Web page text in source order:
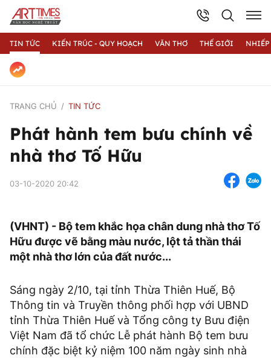
TIN TỨC KIẾN TRÚC - QUY HOẠCH VĂN THƠ THẾ GIỚI
TRANG CHỦ TIN TỨC
Phát hành tem bưu chính về
nhà thơ Tố Hữu
03-10-2020 20:42
(VHNT) - Bộ tem khắc họa chân dung nhà thơ Tố
Hữu được vẽ bằng màu nước, lột tả thần thái
một nhà thơ lớn của đất nước...
Sáng ngày 2/10, tại tỉnh Thừa Thiên Huế, Bộ
Thông tin và Truyền thông phối hợp với UBND
tỉnh Thừa Thiên Huế và Tổng công ty Bưu điện
Việt Nam đã tổ chức Lễ phát hành Bộ tem bưu
chính đặc biệt kỷ niệm 100 năm ngày sinh nhà